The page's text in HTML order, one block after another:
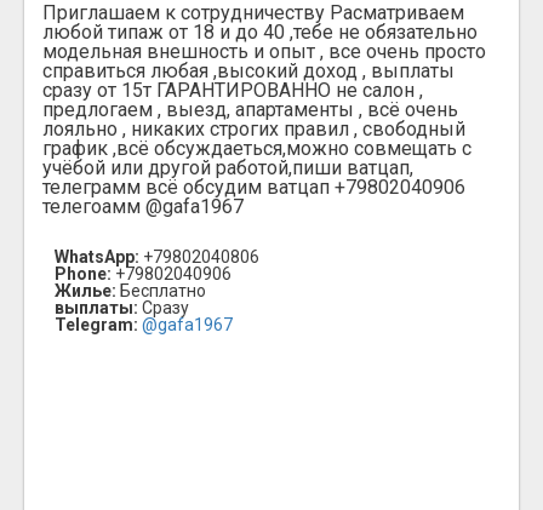
Приглашаем к сотрудничеству Расматриваем
любой типаж от 18 и до 40 ,тебе не обязательно
модельная внешность и опыт , все очень просто
справиться любая ,высокий доход , выплаты
сразу от 15т ГАРАНТИРОВАННО не салон ,
предлогаем , выезд, апартаменты , всё очень
лояльно , никаких строгих правил , свободный
график ,всё обсуждаеться,можно совмещать с
учёбой или другой работой,пиши ватцап,
телеграмм всё обсудим ватцап +79802040906
телегоамм @gafa1967
WhatsApp: +79802040806
Phone: +79802040906
Жилье: Бесплатно
выплаты: Сразу
Telegram: @gafa1967